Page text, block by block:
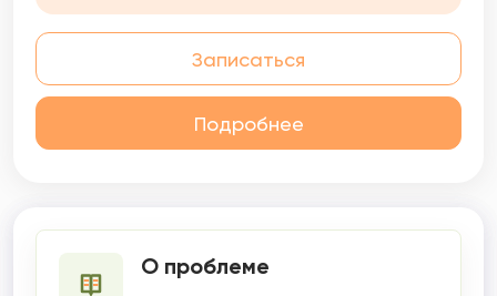
процессе психотерапии мы исследуем
бессознательные механизмы Вашей
психики, которые в настоящем определяют
восприятие окружающего, эмоциональные
сексуальной жизни, карьеры, денежной
сферы, психосоматические проявления
механизмы волевыми усилиями, терпением,
жизни малодоступны.
Записаться
Подробнее
О проблеме